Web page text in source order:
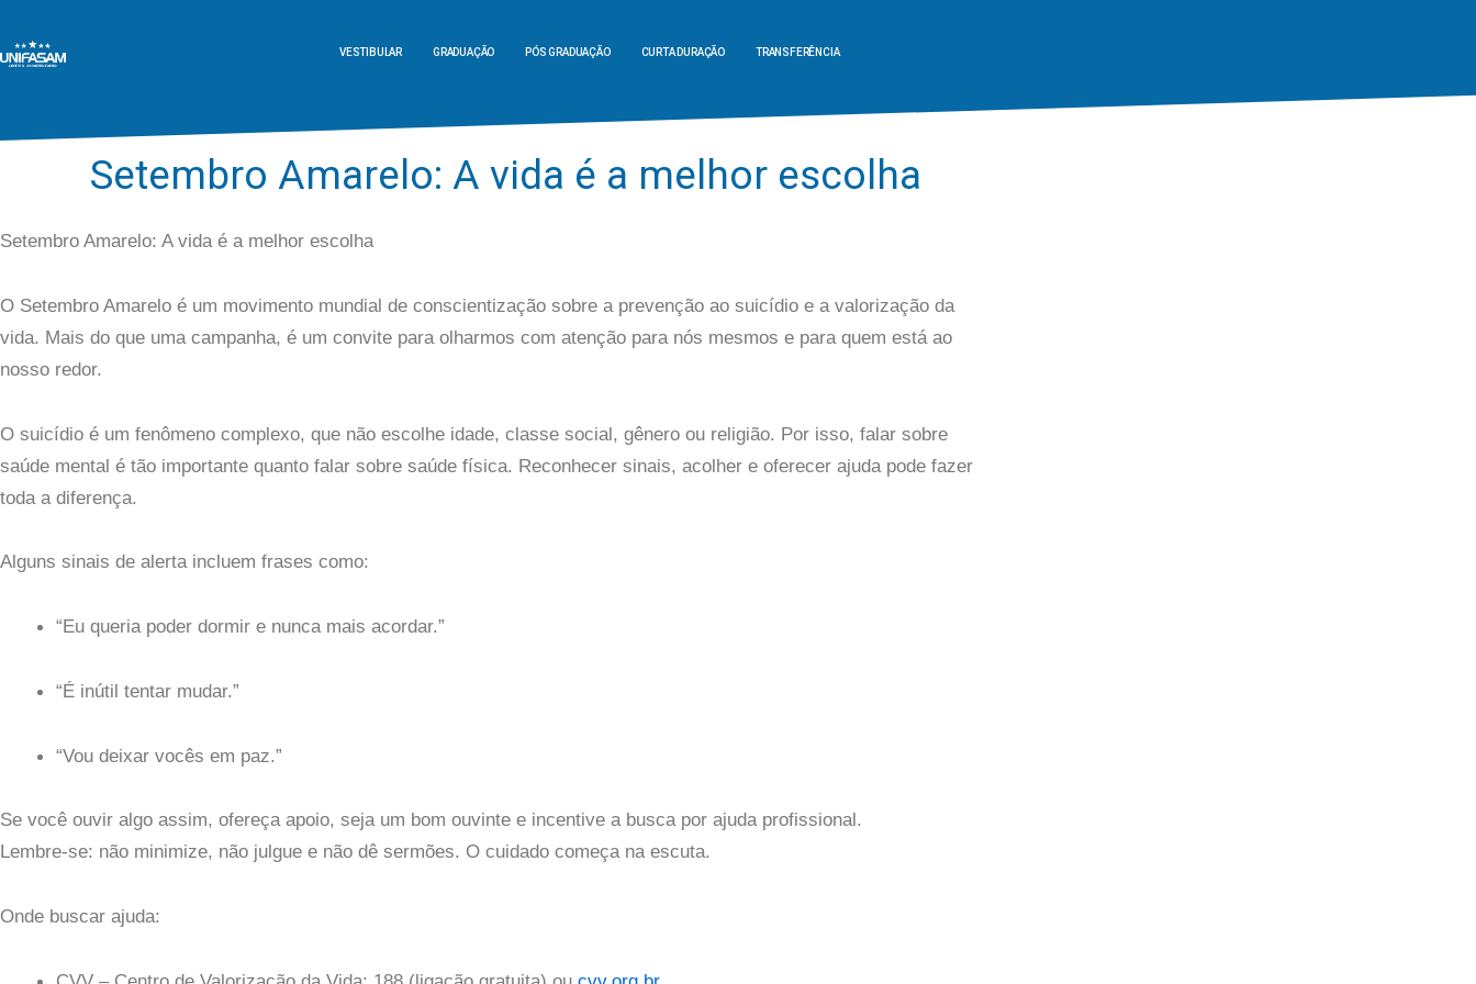
VESTIBULAR GRADUAÇÃO PÓS GRADUAÇÃO CURTA DURAÇÃO TRANSFERÊNCIA
Setembro Amarelo: A vida é a melhor escolha
Setembro Amarelo: A vida é a melhor escolha
O Setembro Amarelo é um movimento mundial de conscientização sobre a prevenção ao suicídio e a valorização da
vida. Mais do que uma campanha, é um convite para olharmos com atenção para nós mesmos e para quem está ao
nosso redor.
O suicídio é um fenômeno complexo, que não escolhe idade, classe social, gênero ou religião. Por isso, falar sobre
saúde mental é tão importante quanto falar sobre saúde física. Reconhecer sinais, acolher e oferecer ajuda pode fazer
toda a diferença.
Alguns sinais de alerta incluem frases como:
“Eu queria poder dormir e nunca mais acordar.”
“É inútil tentar mudar.”
“Vou deixar vocês em paz.”
Se você ouvir algo assim, ofereça apoio, seja um bom ouvinte e incentive a busca por ajuda profissional.
Lembre-se: não minimize, não julgue e não dê sermões. O cuidado começa na escuta.
Onde buscar ajuda: